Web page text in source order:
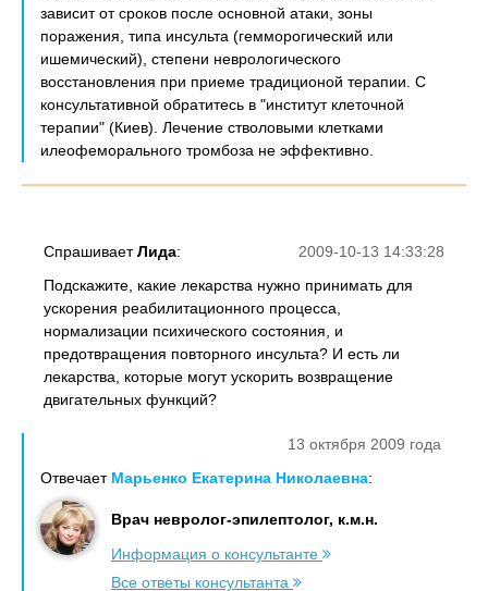
зависит от сроков после основной атаки, зоны
поражения, типа инсульта (гемморогический или
ишемический), степени неврологического
восстановления при приеме традиционой терапии. С
консультативной обратитесь в "институт клеточной
терапии" (Киев). Лечение стволовыми клетками
илеофеморального тромбоза не эффективно.
2009-10-13 14:33:28
СпрашиваетЛида:
Подскажите, какие лекарства нужно принимать для
ускорения реабилитационного процесса,
нормализации психического состояния, и
предотвращения повторного инсульта? И есть ли
лекарства, которые могут ускорить возвращение
двигательных функций?
13 октября 2009 года
Отвечает Марьенко Екатерина Николаевна:
Врач невролог-эпилептолог, к.м.н.
Информация о консультанте
Все ответы консультанта